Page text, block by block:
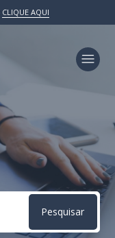
CLIQUE AQUI